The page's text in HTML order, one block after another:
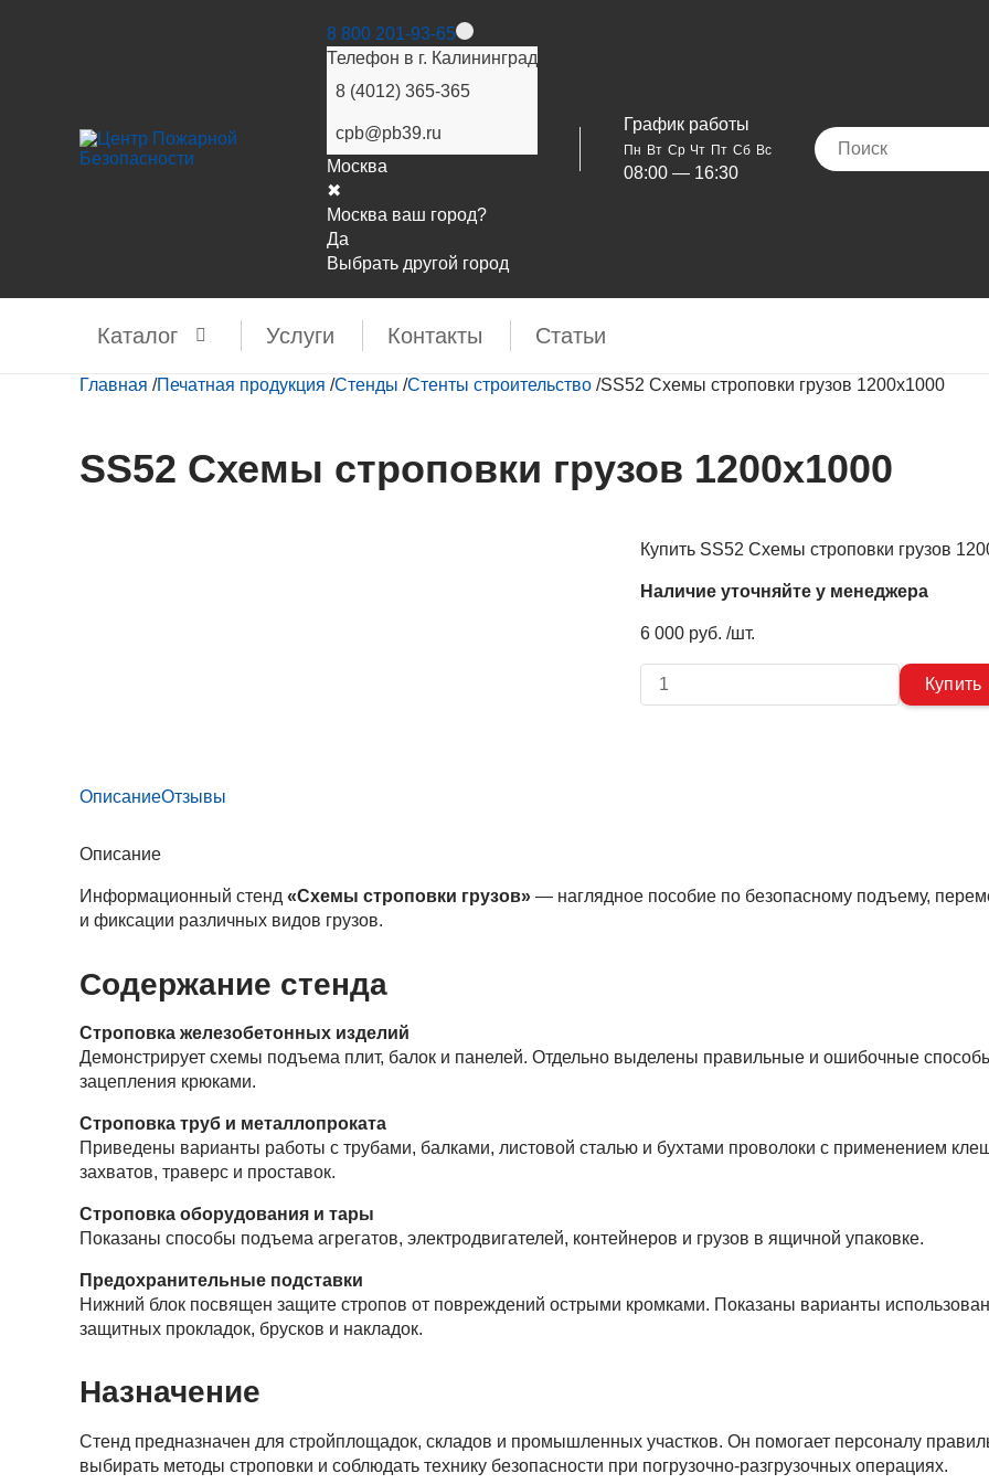
8 800 201-93-65
Телефон в г. Калининград
8 (4012) 365-365
cpb@pb39.ru
Москва
✖
Москва ваш город?
Да
Выбрать другой город
График работы
Пн Вт Ср Чт Пт Сб Вс
08:00 — 16:30
Каталог Услуги Контакты Cтатьи
Главная /Печатная продукция /Стенды /Стенты строительство /SS52 Схемы строповки грузов 1200х1000
SS52 Схемы строповки грузов 1200х1000
Купить SS52 Схемы строповки грузов
Наличие уточняйте у менеджера
6 000 руб. /шт.
ОписаниеОтзывы
Описание
Информационный стенд «Схемы строповки грузов» — наглядное пособие по безопасному подъему,
и фиксации различных видов грузов.
Содержание стенда
Строповка железобетонных изделий
Демонстрирует схемы подъема плит, балок и панелей. Отдельно выделены правильные и ошибочные
зацепления крюками.
Строповка труб и металлопроката
Приведены варианты работы с трубами, балками, листовой сталью и бухтами проволоки с применением
захватов, траверс и проставок.
Строповка оборудования и тары
Показаны способы подъема агрегатов, электродвигателей, контейнеров и грузов в ящичной упаковке.
Предохранительные подставки
Нижний блок посвящен защите стропов от повреждений острыми кромками. Показаны варианты
защитных прокладок, брусков и накладок.
Назначение
Стенд предназначен для стройплощадок, складов и промышленных участков. Он помогает персоналу
выбирать методы строповки и соблюдать технику безопасности при погрузочно-разгрузочных операциях.